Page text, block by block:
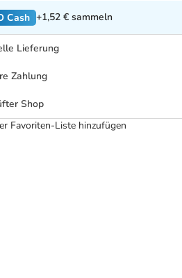
Cash +1,52 € sammeln
Lieferung
Zahlung
Shop
Favoriten-Liste hinzufügen